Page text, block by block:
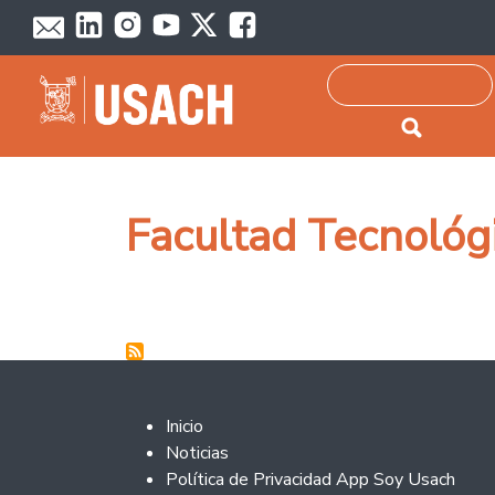
Passar para o conteúdo principal
Pesquisar
Facultad
Footer 2
Inicio
Noticias
Política de Privacidad App Soy Usach